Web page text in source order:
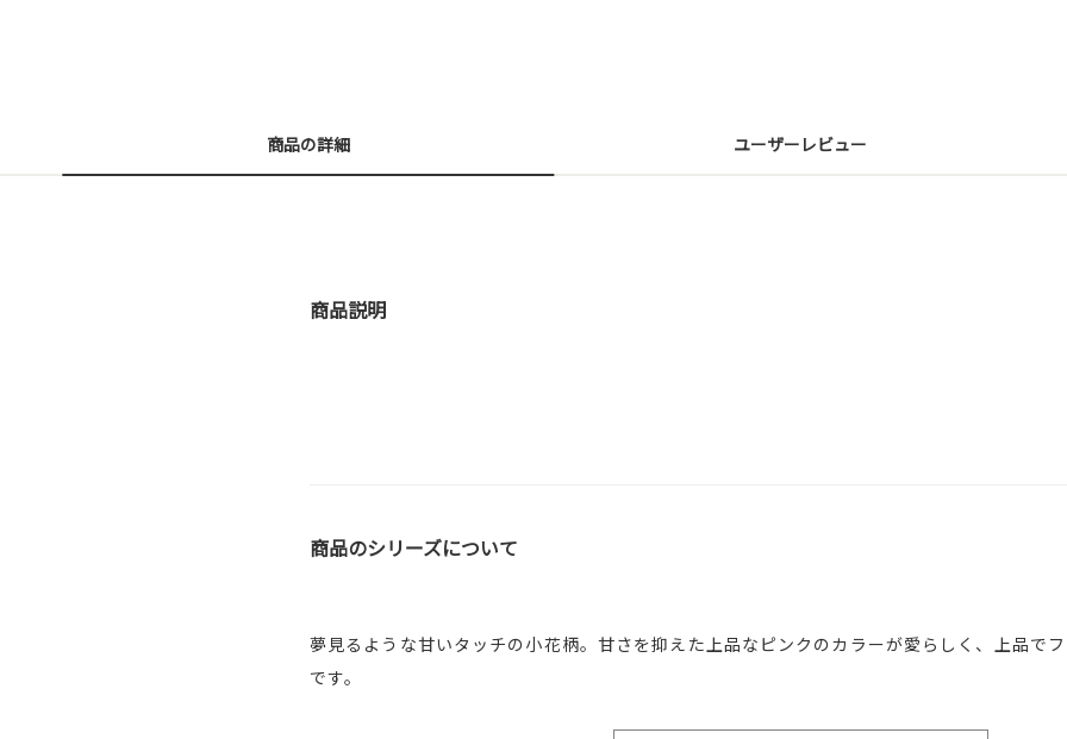
商品の詳細 ユーザーレビュー
商品説明
商品のシリーズについて
夢見るような甘いタッチの小花柄。甘さを抑えた上品なピンクのカラーが愛らしく、上品で
です。